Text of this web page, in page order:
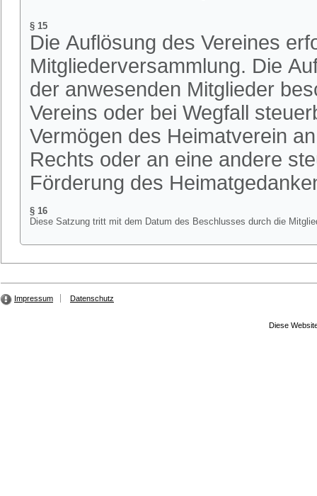
§ 15
Die Auflösung des Vereines
Mitgliederversammlung. Die
der anwesenden Mitglieder
Vereins oder bei Wegfall
Vermögen des Heimatverein
Rechts oder an eine andere
Förderung des
§ 16
Diese Satzung tritt mit dem Datum des Beschlusses durch die
Impressum Datenschutz
Diese